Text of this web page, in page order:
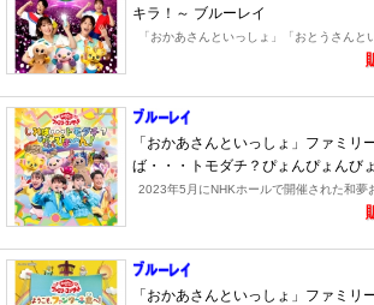
キラ！～ ブルーレイ
「おかあさんといっしょ」「おとうさんと
「おかあさんといっしょ」ファミリ
ば・・・トモダチ？ぴょんぴょんび
2023年5月にNHKホールで開催された和夢
「おかあさんといっしょ」ファミリ